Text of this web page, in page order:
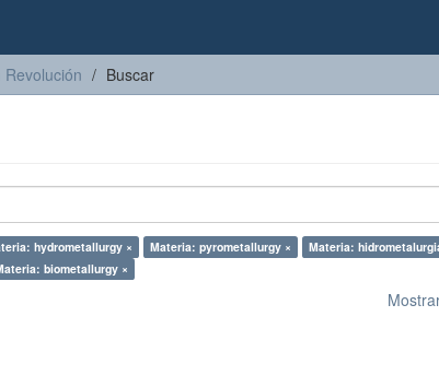
Revolución Buscar
hydrometallurgy × Materia: pyrometallurgy ×
Materia:
biometallurgy ×